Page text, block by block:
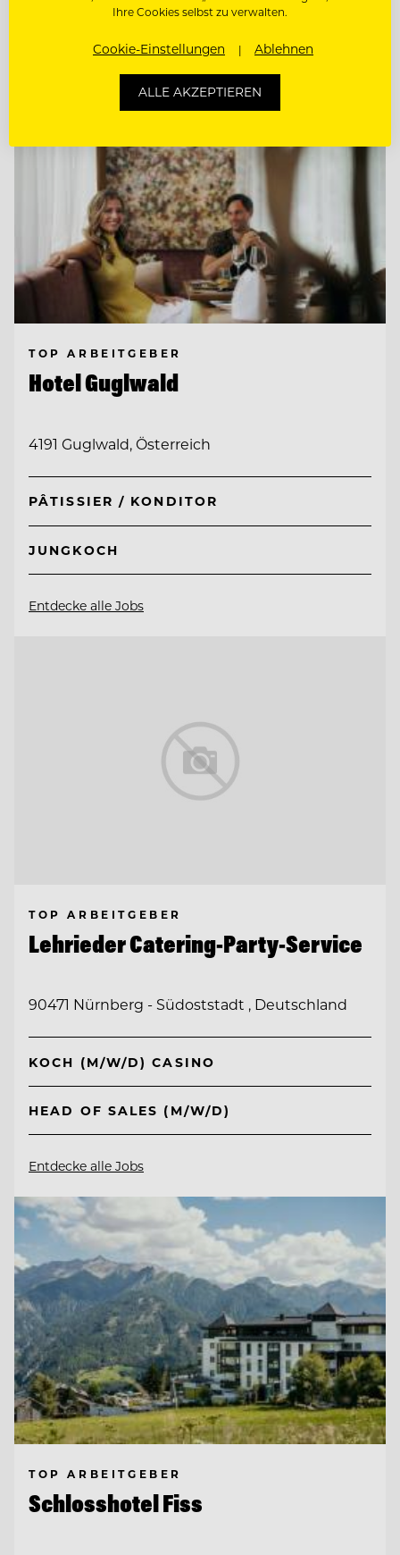
Entdecke alle Jobs
TOP ARBEITGEBER
Hotel Guglwald
4191 Guglwald, Österreich
PÂTISSIER / KONDITOR
JUNGKOCH
Entdecke alle Jobs
TOP ARBEITGEBER
Lehrieder Catering-Party-Service
90471 Nürnberg - Südoststadt , Deutschland
KOCH (M/W/D) CASINO
HEAD OF SALES (M/W/D)
Entdecke alle Jobs
TOP ARBEITGEBER
Schlosshotel Fiss
Ihre Cookies selbst zu verwalten.
Cookie-Einstellungen Ablehnen
ALLE AKZEPTIEREN